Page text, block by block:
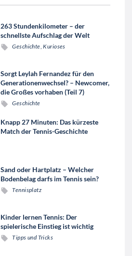
263 Stundenkilometer – der
schnellste Aufschlag der Welt
Geschichte ,Kurioses
Sorgt Leylah Fernandez für den
Generationenwechsel? – Newcomer,
die Großes vorhaben (Teil 7)
Geschichte
Knapp 27 Minuten: Das kürzeste
Match der Tennis-Geschichte
Sand oder Hartplatz – Welcher
Bodenbelag darfs im Tennis sein?
Tennisplatz
Kinder lernen Tennis: Der
spielerische Einstieg ist wichtig
Tipps und Tricks